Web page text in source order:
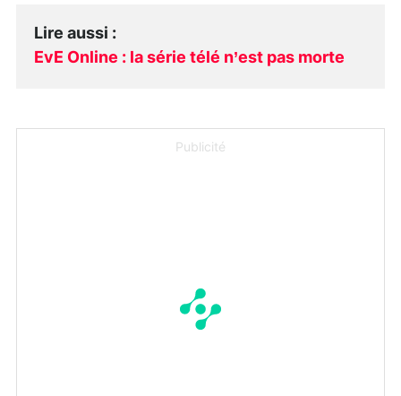
Lire aussi :
EvE Online : la série télé n’est pas morte
Publicité